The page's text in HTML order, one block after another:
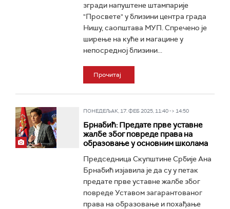
згради напуштене штампарије
"Просвете" у близини центра града
Нишу, саопштава МУП. Спречено је
ширење на куће и магацине у
непосредној близини...
Прочитај
ПОНЕДЕЉАК, 17. ФЕБ 2025, 11:40 -> 14:50
Брнабић: Предате прве уставне
жалбе због повреде права на
образовање у основним школама
Председница Скупштине Србије Ана
Брнабић изјавила је да су у петак
предате прве уставне жалбе због
повреде Уставом загарантованог
права на образовање и похађање